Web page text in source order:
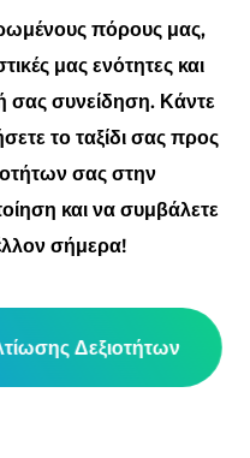
πόρους μας,
μας ενότητες και
σας συνείδηση. Κάντε
το ταξίδι σας προς
σας στην
και να συμβάλετε
σήμερα!
Δεξιοτήτων